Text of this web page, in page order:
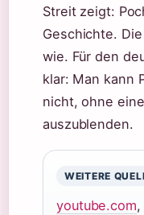
Streit zeigt:
Geschichte.
wie. Für den
klar: Man kann
nicht, ohne
auszublenden.
WEITERE
youtube.com,